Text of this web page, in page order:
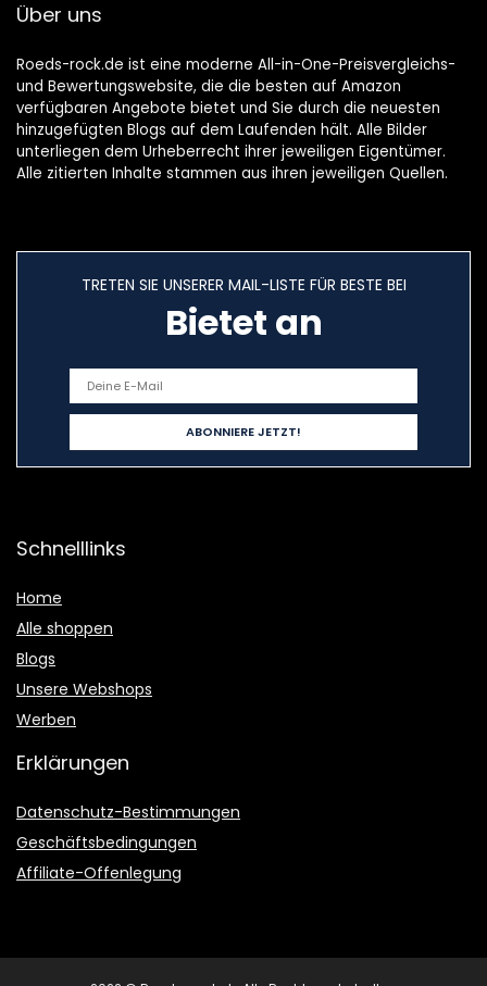
Über uns
Roeds-rock.de ist eine moderne All-in-One-Preisvergleichs-
und Bewertungswebsite, die die besten auf Amazon
verfügbaren Angebote bietet und Sie durch die neuesten
hinzugefügten Blogs auf dem Laufenden hält. Alle Bilder
unterliegen dem Urheberrecht ihrer jeweiligen Eigentümer.
Alle zitierten Inhalte stammen aus ihren jeweiligen Quellen.
TRETEN SIE UNSERER MAIL-LISTE FÜR BESTE BEI
Bietet an
Schnelllinks
Home
Alle shoppen
Blogs
Unsere Webshops
Werben
Erklärungen
Datenschutz-Bestimmungen
Geschäftsbedingungen
Affiliate-Offenlegung